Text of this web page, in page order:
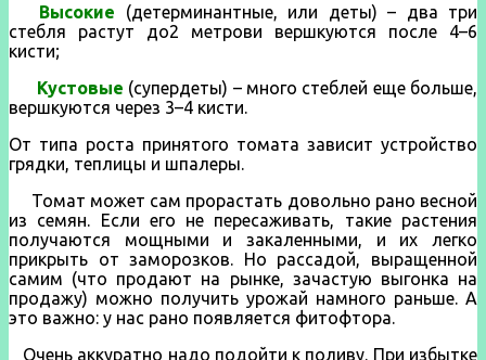
Высокие (детерминантные, или деты) – два три
стебля растут до2 метрови вершкуются после 4–6
кисти;
Кустовые (супердеты) – много стеблей еще больше,
вершкуются через 3–4 кисти.
От типа роста принятого томата зависит устройство
грядки, теплицы и шпалеры.
Томат может сам прорастать довольно рано весной
из семян. Если его не пересаживать, такие растения
получаются мощными и закаленными, и их легко
прикрыть от заморозков. Но рассадой, выращенной
самим (что продают на рынке, зачастую выгонка на
продажу) можно получить урожай намного раньше. А
это важно: у нас рано появляется фитофтора.
Очень аккуратно надо подойти к поливу. При избытке